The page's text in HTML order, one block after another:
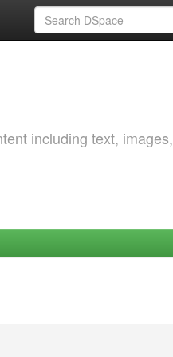
including text, images,